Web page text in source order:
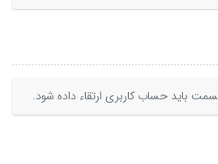
باید حساب کاربری ارتقاء داده شود.